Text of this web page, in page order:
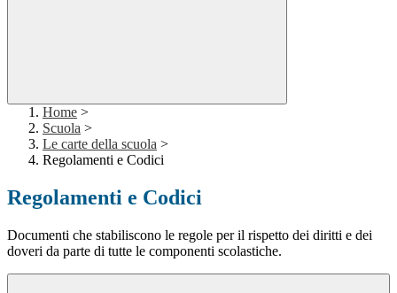
Home >
Scuola >
Le carte della scuola >
Regolamenti e Codici
Regolamenti e Codici
Documenti che stabiliscono le regole per il rispetto dei diritti e dei
doveri da parte di tutte le componenti scolastiche.